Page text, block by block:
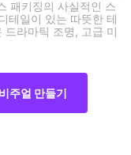
패키징의 사실적인 스
테일이 있는 따뜻한 테
드라마틱 조명, 고급 미
주얼 만들기